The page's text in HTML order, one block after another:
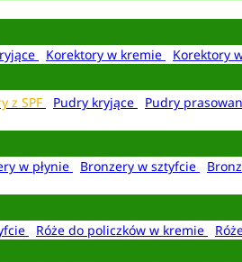
Korektory w kremie Korektory
z SPF Pudry kryjące Pudry
w płynie Bronzery w sztyfcie
Róże do policzków w kremie